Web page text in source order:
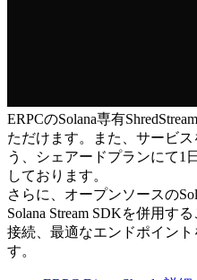
ERPCのSolana専有
ただけます。また、サービ
う、シェアードプランにて1
しております。
さらに、オープンソースの
Solana Stream SDKを併用す
接続、最適なエンドポイン
す。